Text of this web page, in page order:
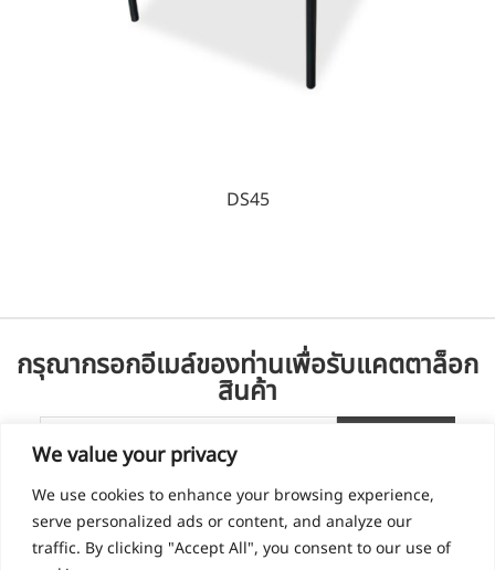
We value your privacy
We use cookies to enhance your browsing experience,
serve personalized ads or content, and analyze our
traffic. By clicking "Accept All", you consent to our use of
DS45
กรุณากรอกอีเมล์ของท่านเพื่อรับแคตตาล็อก
สินค้า